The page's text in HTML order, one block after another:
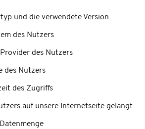
und die verwendete Version
des Nutzers
des Nutzers
des Nutzers
des Zugriffs
auf unsere Internetseite gelangt